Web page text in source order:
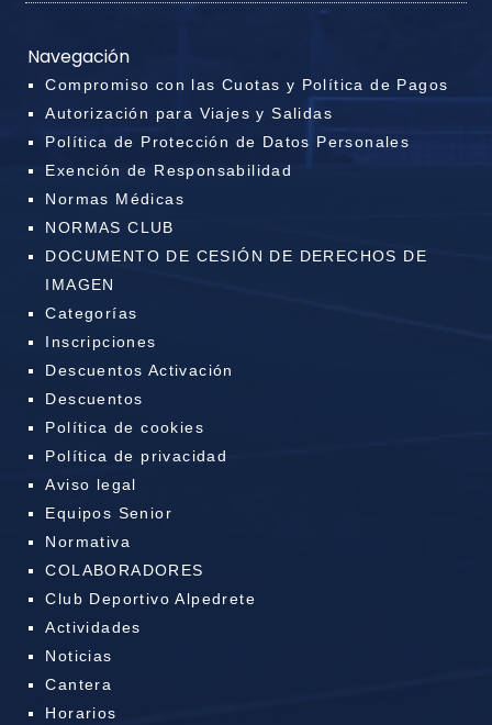
Navegación
Compromiso con las Cuotas y Política de Pagos
Autorización para Viajes y Salidas
Política de Protección de Datos Personales
Exención de Responsabilidad
Normas Médicas
NORMAS CLUB
DOCUMENTO DE CESIÓN DE DERECHOS DE
IMAGEN
Categorías
Inscripciones
Descuentos Activación
Descuentos
Política de cookies
Política de privacidad
Aviso legal
Equipos Senior
Normativa
COLABORADORES
Club Deportivo Alpedrete
Actividades
Noticias
Cantera
Horarios